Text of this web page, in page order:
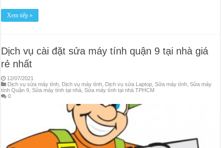
Xem tiếp »
Dịch vụ cài đặt sửa máy tính quận 9 tại nhà giá
rẻ nhất
12/07/2021
Dịch vụ sửa máy tính Dịch vụ máy tính Dịch vụ sửa Laptop ,Sửa máy tính ,Sửa máy
tính Quận 9 ,Sửa máy tính tại nhà ,Sửa máy tính tại nhà TPHCM
0